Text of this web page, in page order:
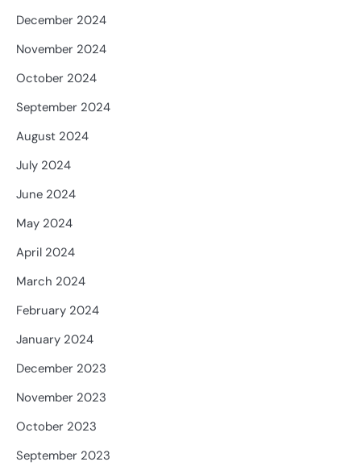
December 2024
November 2024
October 2024
September 2024
August 2024
July 2024
June 2024
May 2024
April 2024
March 2024
February 2024
January 2024
December 2023
November 2023
October 2023
September 2023